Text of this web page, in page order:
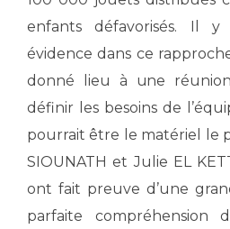
enfants défavorisés. Il
évidence dans ce
donné lieu à une
définir les besoins de
pourrait être le matériel le
SIOUNATH et Julie EL
ont fait preuve d’une
parfaite compréhension